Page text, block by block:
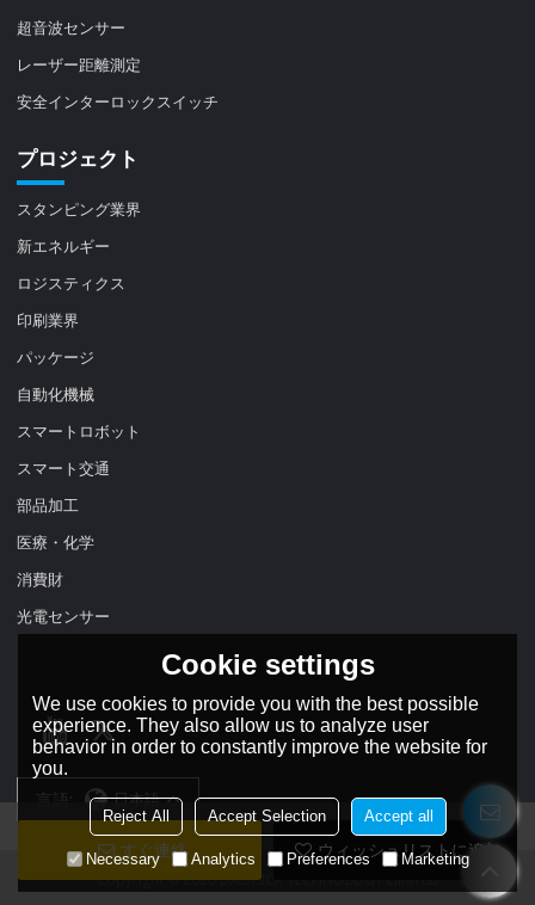
すぐ連絡 ウィッシュリストに追加
超音波センサー
レーザー距離測定
安全インターロックスイッチ
プロジェクト
スタンピング業界
新エネルギー
ロジスティクス
印刷業界
パッケージ
自動化機械
スマートロボット
スマート交通
部品加工
医療・化学
消費財
光電センサー
言語: 日本語
Copyright © 2026DADISICK TECHNOLOGY LIMITED
Cookie settings
We use cookies to provide you with the best possible
experience. They also allow us to analyze user
behavior in order to constantly improve the website for
you.
Reject All Accept Selection Accept all
Necessary Analytics Preferences Marketing